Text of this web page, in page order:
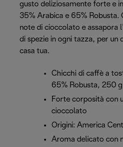
gusto deliziosamente forte e
35% Arabica e 65% Robusta.
note di cioccolato e assapora
di spezie in ogni tazza, per un
casa tua.
Chicchi di caffè a
65% Robusta, 250 g
Forte corposità con
cioccolato
Origini: America
Aroma delicato con